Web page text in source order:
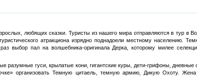
любящих сказки. Туристы из нашего мира отправляются в тур в
атракциона изрядно поднадоели местному населению.
выбор пал на волшебника-оригинала Дерка, которому милее
разумные гуси, крылатые кони, гигантские куры, дети-грифоны,
организовать Темную цитаель, темную армию, Дикую Охоту.